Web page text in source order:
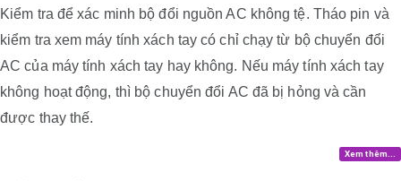
Kiểm tra để xác minh bộ đổi nguồn AC không tệ. Tháo pin và
kiểm tra xem máy tính xách tay có chỉ chạy từ bộ chuyển đổi
AC của máy tính xách tay hay không. Nếu máy tính xách tay
không hoạt động, thì bộ chuyển đổi AC đã bị hỏng và cần
được thay thế.
Xem thêm...